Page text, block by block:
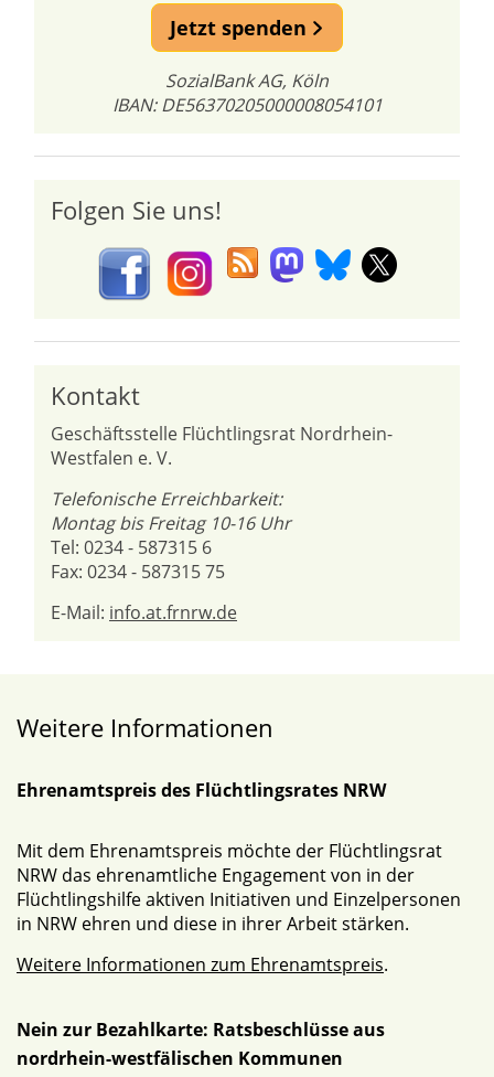
Jetzt spenden
SozialBank AG, Köln
IBAN: DE56370205000008054101
Folgen Sie uns!
Kontakt
Geschäftsstelle Flüchtlingsrat Nordrhein-
Westfalen e. V.
Telefonische Erreichbarkeit:
Montag bis Freitag 10-16 Uhr
Tel: 0234 - 587315 6
Fax: 0234 - 587315 75
E-Mail: info.at.frnrw.de
Weitere Informationen
Ehrenamtspreis des Flüchtlingsrates NRW
Mit dem Ehrenamtspreis möchte der Flüchtlingsrat
NRW das ehrenamtliche Engagement von in der
Flüchtlingshilfe aktiven Initiativen und Einzelpersonen
in NRW ehren und diese in ihrer Arbeit stärken.
Weitere Informationen zum Ehrenamtspreis.
Nein zur Bezahlkarte: Ratsbeschlüsse aus
nordrhein-westfälischen Kommunen